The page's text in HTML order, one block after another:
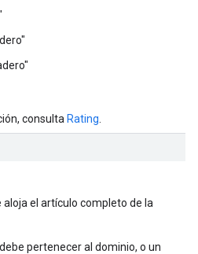
consulta Rating
aloja el artículo completo de la
pertenecer al dominio, o un